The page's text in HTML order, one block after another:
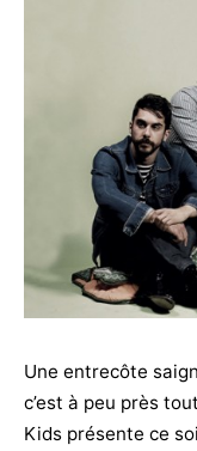
Une entrecôte
c’est à peu près
Kids présente ce